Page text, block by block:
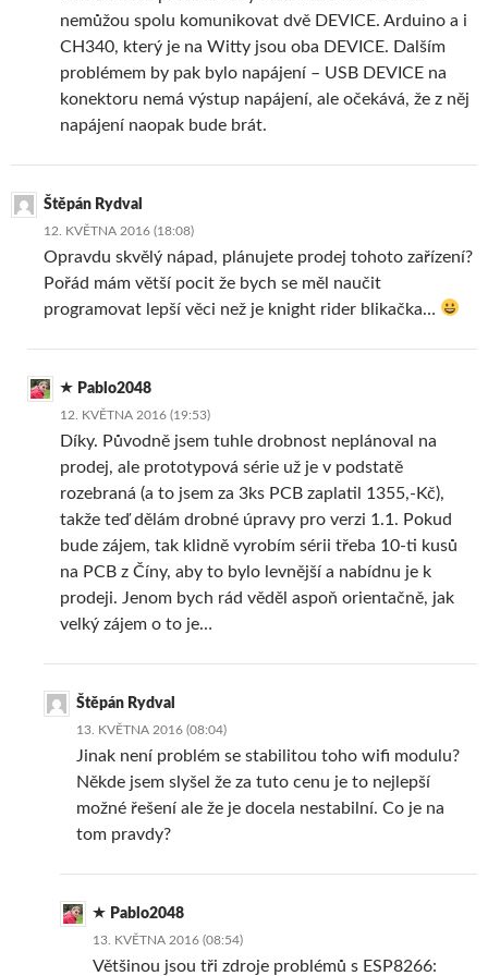
nemůžou spolu komunikovat dvě DEVICE. Arduino a i
CH340, který je na Witty jsou oba DEVICE. Dalším
problémem by pak bylo napájení – USB DEVICE na
konektoru nemá výstup napájení, ale očekává, že z něj
napájení naopak bude brát.
Štěpán Rydval
12. KVĚTNA 2016 (18:08)
Opravdu skvělý nápad, plánujete prodej tohoto zařízení?
Pořád mám větší pocit že bych se měl naučit
programovat lepší věci než je knight rider blikačka…
Pablo2048
12. KVĚTNA 2016 (19:53)
Díky. Původně jsem tuhle drobnost neplánoval na
prodej, ale prototypová série už je v podstatě
rozebraná (a to jsem za 3ks PCB zaplatil 1355,-Kč),
takže teď dělám drobné úpravy pro verzi 1.1. Pokud
bude zájem, tak klidně vyrobím sérii třeba 10-ti kusů
na PCB z Číny, aby to bylo levnější a nabídnu je k
prodeji. Jenom bych rád věděl aspoň orientačně, jak
velký zájem o to je…
Štěpán Rydval
13. KVĚTNA 2016 (08:04)
Jinak není problém se stabilitou toho wifi modulu?
Někde jsem slyšel že za tuto cenu je to nejlepší
možné řešení ale že je docela nestabilní. Co je na
tom pravdy?
Pablo2048
13. KVĚTNA 2016 (08:54)
Většinou jsou tři zdroje problémů s ESP8266: